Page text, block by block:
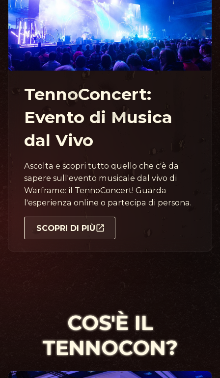
TennoConcert:
Evento di Musica
dal Vivo
Ascolta e scopri tutto quello che c'è da
sapere sull'evento musicale dal vivo di
Warframe: il TennoConcert! Guarda
l'esperienza online o partecipa di persona.
SCOPRI DI PIÙ
COS'È IL
TENNOCON?